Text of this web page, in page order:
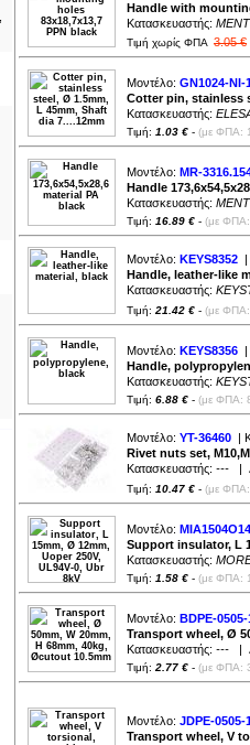
Handle with
Κατασκευαστής:
Τιμή χωρίς ΦΠΑ 3.05 €
Μοντέλο: GN1024-NI-
Cotter pin, stainless
Κατασκευαστής:
Τιμή: 1.03 € - (με ΦΠΑ:
Μοντέλο: MR-
Handle
Κατασκευαστής:
Τιμή: 16.89 € - (με
Μοντέλο: KEYS8352 |
Handle, leather-like
Κατασκευαστής:
Τιμή: 21.42 € - (με
Μοντέλο: KEYS8356 |
Handle,
Κατασκευαστής:
Τιμή: 6.88 € - (με ΦΠΑ:
Μοντέλο: YT-36460 |
Rivet nuts set,
Κατασκευαστής: --- |
Τιμή: 10.47 € - (με
Μοντέλο: MIA1504O14
Support insulator, L
Κατασκευαστής:
Τιμή: 1.58 € - (με ΦΠΑ:
Μοντέλο: BDPE-0505-
Transport wheel, Ø
Κατασκευαστής: --- |
Τιμή: 2.77 € - (με ΦΠΑ:
Μοντέλο: JDPE-0505-
Transport wheel, V